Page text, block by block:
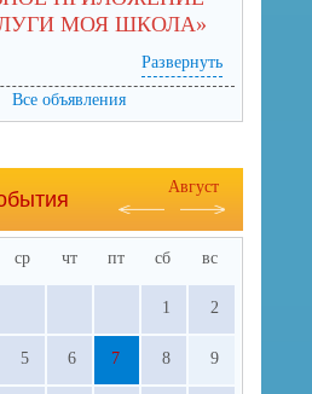
МОЯ ШКОЛА»
Развернуть
Все объявления
Август
ср чт пт сб вс
1 2
5 6 7 8 9